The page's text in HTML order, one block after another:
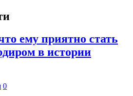
ему приятно стать
в истории
0